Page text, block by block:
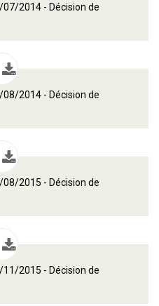
2014 - Décision de
2014 - Décision de
2015 - Décision de
2015 - Décision de